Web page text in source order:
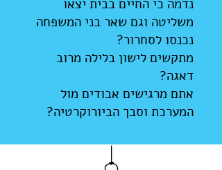
נדמה כי החיים בבית יצאו
משליטה וגם שאר בני המשפחה
נכנסו לסחרור?
מתקשים לישון בלילה מרוב
דאגה?
אתם מרגישים אבודים מול
המערכת וסבך הביורוקרטיה?